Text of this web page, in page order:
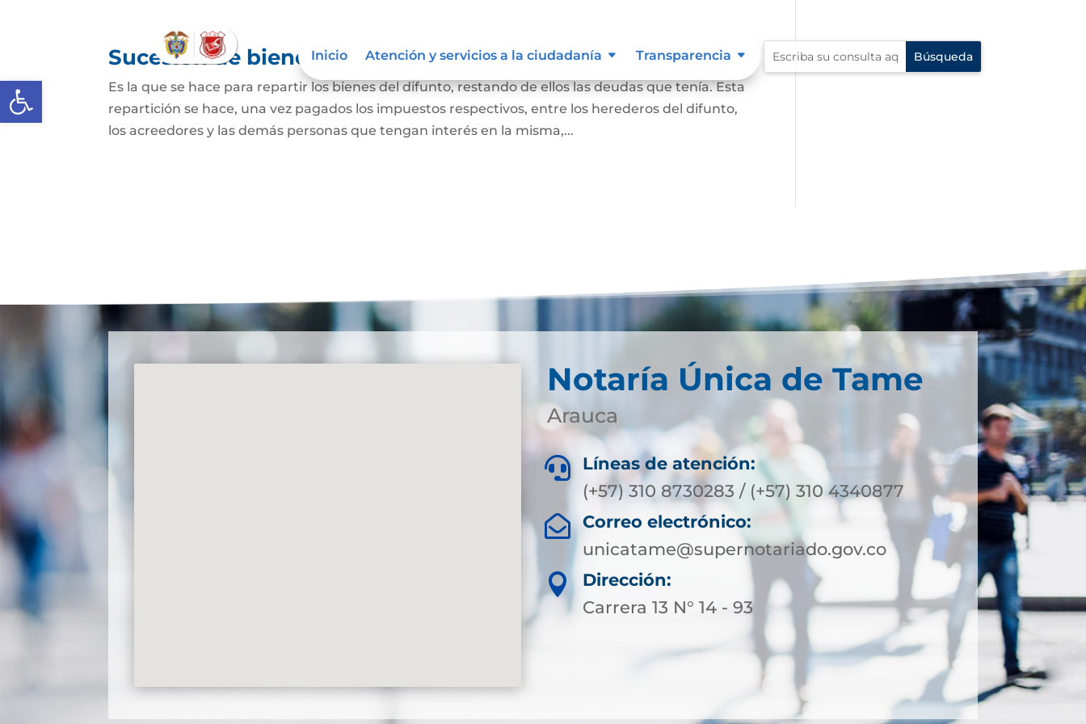
Abrir barra de herramientas
Inicio Atención y servicios a la ciudadanía Transparencia
Sucesión de bienes por causa de muerte
Es la que se hace para repartir los bienes del difunto, restando de ellos las deudas que tenía. Esta
repartición se hace, una vez pagados los impuestos respectivos, entre los herederos del difunto,
los acreedores y las demás personas que tengan interés en la misma,...
Notaría Única de Tame
Arauca

Líneas de atención:
(+57) 310 8730283 / (+57) 310 4340877
 Correo electrónico:
unicatame@supernotariado.gov.co

Dirección:
Carrera 13 N° 14 - 93